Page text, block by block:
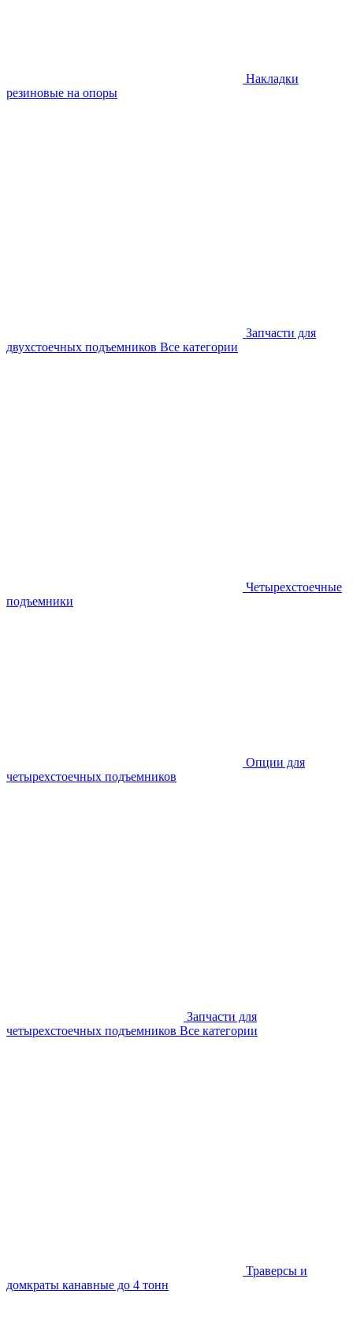
Накладки
резиновые на опоры
Запчасти для
двухстоечных подъемников Все категории
Четырехстоечные
подъемники
Опции для
четырехстоечных подъемников
Запчасти для
четырехстоечных подъемников Все категории
Траверсы и
домкраты канавные до 4 тонн